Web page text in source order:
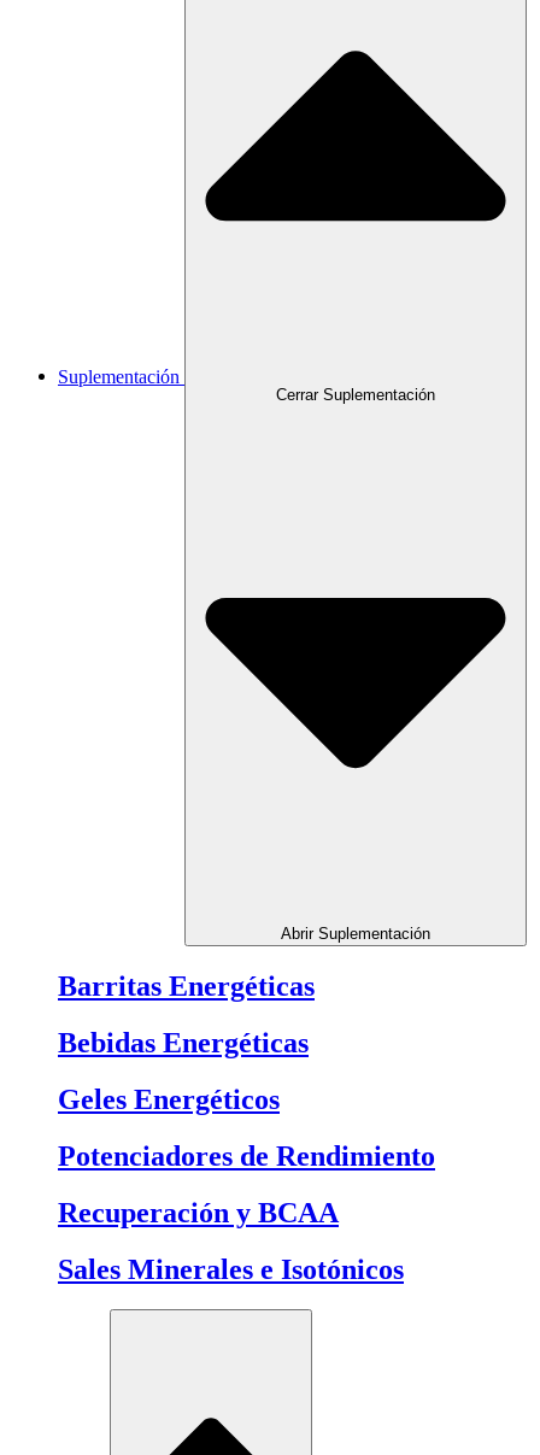
Suplementación
Cerrar Suplementación
Abrir Suplementación
Barritas Energéticas
Bebidas Energéticas
Geles Energéticos
Potenciadores de Rendimiento
Recuperación y BCAA
Sales Minerales e Isotónicos